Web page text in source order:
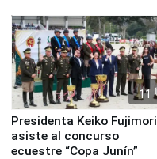
11
Presidenta Keiko Fujimori
asiste al concurso
ecuestre “Copa Junín”